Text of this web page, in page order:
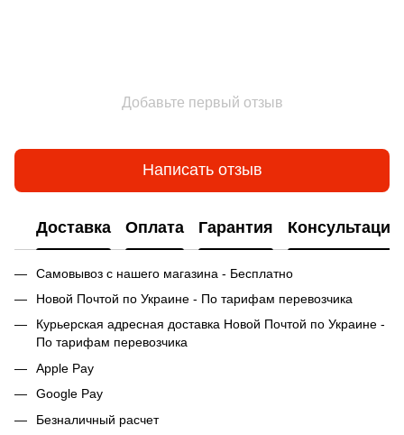
Добавьте первый отзыв
Написать отзыв
Доставка Оплата Гарантия Консультация
Самовывоз с нашего магазина - Бесплатно
Новой Почтой по Украине - По тарифам перевозчика
Курьерская адресная доставка Новой Почтой по Украине -
По тарифам перевозчика
Apple Pay
Google Pay
Безналичный расчет